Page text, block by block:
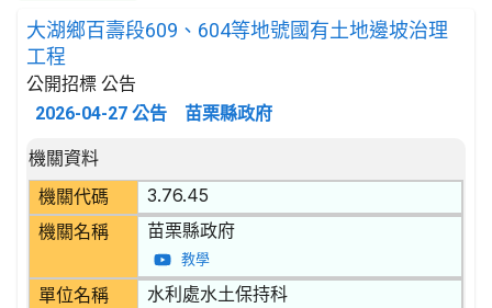
大湖鄉百壽段609、604等地號國有土地邊坡治理
工程
公開招標 公告
2026-04-27 公告 苗栗縣政府
招標公告詳細內容
機關資料
機關代碼
3.76.45
機關名稱 苗栗縣政府
教學
單位名稱 水利處水土保持科